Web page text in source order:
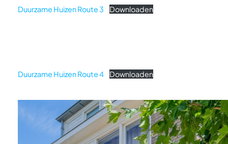
Duurzame Huizen Route 3 Downloaden
Duurzame Huizen Route 4 Downloaden